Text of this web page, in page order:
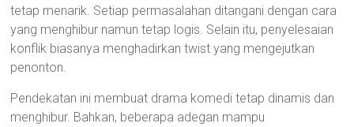
tetap menarik. Setiap permasalahan ditangani dengan cara
yang menghibur namun tetap logis. Selain itu, penyelesaian
konflik biasanya menghadirkan twist yang mengejutkan
penonton.
Pendekatan ini membuat drama komedi tetap dinamis dan
menghibur. Bahkan, beberapa adegan mampu